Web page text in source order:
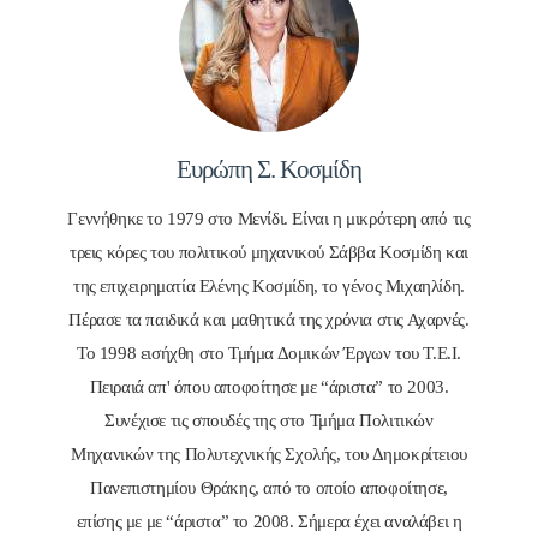
Ευρώπη Σ. Κοσμίδη
Γεννήθηκε το 1979 στο Μενίδι. Είναι η μικρότερη από τις
τρεις κόρες του πολιτικού μηχανικού Σάββα Κοσμίδη και
της επιχειρηματία Ελένης Κοσμίδη, το γένος Μιχαηλίδη.
Πέρασε τα παιδικά και μαθητικά της χρόνια στις Αχαρνές.
Το 1998 εισήχθη στο Τμήμα Δομικών Έργων του Τ.Ε.Ι.
Πειραιά απ' όπου αποφοίτησε με “άριστα” το 2003.
Συνέχισε τις σπουδές της στο Τμήμα Πολιτικών
Μηχανικών της Πολυτεχνικής Σχολής, του Δημοκρίτειου
Πανεπιστημίου Θράκης, από το οποίο αποφοίτησε,
επίσης με με “άριστα” το 2008. Σήμερα έχει αναλάβει η